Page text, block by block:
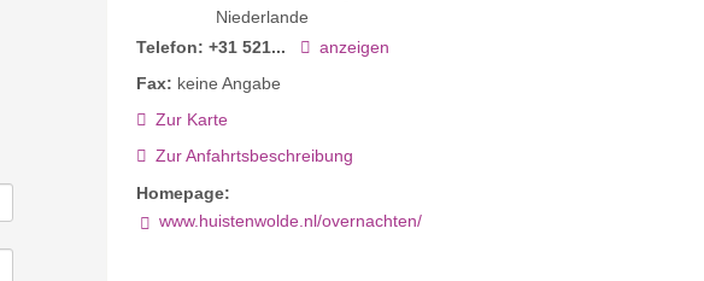
Niederlande
Telefon: +31 521...
anzeigen
Fax: keine Angabe
Zur Karte
Zur Anfahrtsbeschreibung
Homepage:
www.huistenwolde.nl/overnachten/